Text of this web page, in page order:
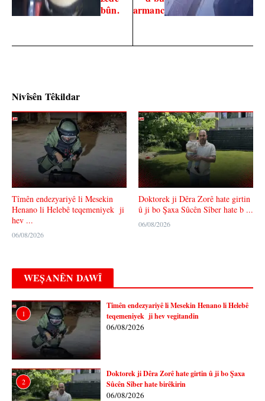
bûn.
armanc
Nivîsên Têkildar
Tîmên endezyariyê li Mesekin
Henano li Helebê teqemeniyek ji
hev ...
06/08/2026
Doktorek ji Dêra Zorê hate girtin
û ji bo Şaxa Sûcên Sîber hate b ...
06/08/2026
WEȘANÊN DAWÎ
1
Tîmên endezyariyê li Mesekin Henano li Helebê
teqemeniyek ji hev vegitandin
06/08/2026
2
Doktorek ji Dêra Zorê hate girtin û ji bo Şaxa
Sûcên Sîber hate birêkirin
06/08/2026